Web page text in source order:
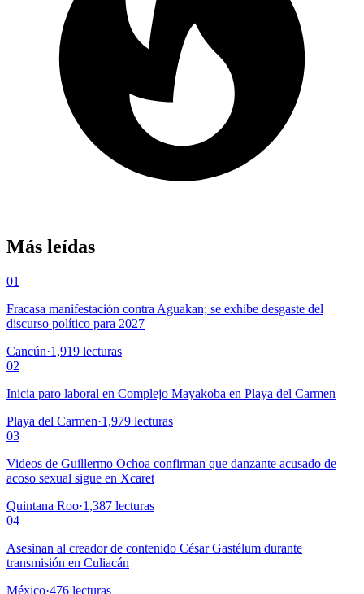
Más leídas
01
Fracasa manifestación contra Aguakan; se exhibe desgaste del
discurso político para 2027
Cancún·1,919 lecturas
02
Inicia paro laboral en Complejo Mayakoba en Playa del Carmen
Playa del Carmen·1,979 lecturas
03
Videos de Guillermo Ochoa confirman que danzante acusado de
acoso sexual sigue en Xcaret
Quintana Roo·1,387 lecturas
04
Asesinan al creador de contenido César Gastélum durante
transmisión en Culiacán
México·476 lecturas